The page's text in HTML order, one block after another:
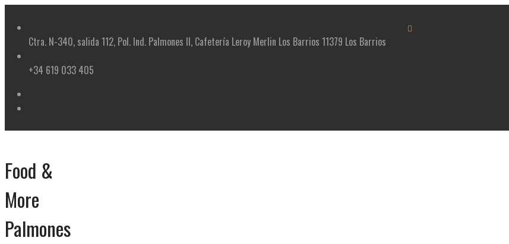
contentCtra. N-340, salida 112, Pol. Ind. Palmones II, Cafetería Leroy Merlin Los Barrios 11379 Los Barrios
+34 619 033 405
Food &
More
Palmones